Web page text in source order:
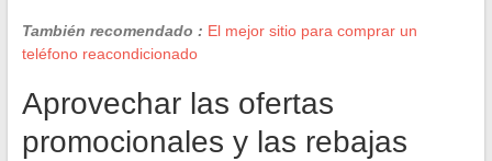
También recomendado : El mejor sitio para comprar un
teléfono reacondicionado
Aprovechar las ofertas
promocionales y las rebajas